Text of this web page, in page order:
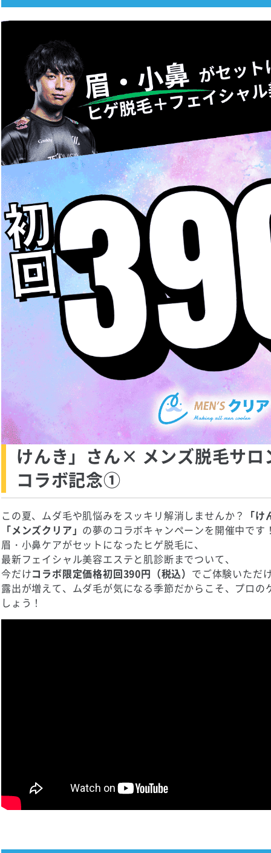
けんき」さん× メンズ脱毛サロ
コラボ記念①
この夏、ムダ毛や肌悩みをスッキリ解消しませんか？
「
「メンズクリア」 の夢のコラボキャンペーンを開催中です
眉・小鼻ケアがセットになったヒゲ脱毛に、
最新フェイシャル美容エステと肌診断までついて、
今だけコラボ限定価格初回390円（税込） でご体験いただ
露出が増えて、ムダ毛が気になる季節だからこそ、プロ
しょう！